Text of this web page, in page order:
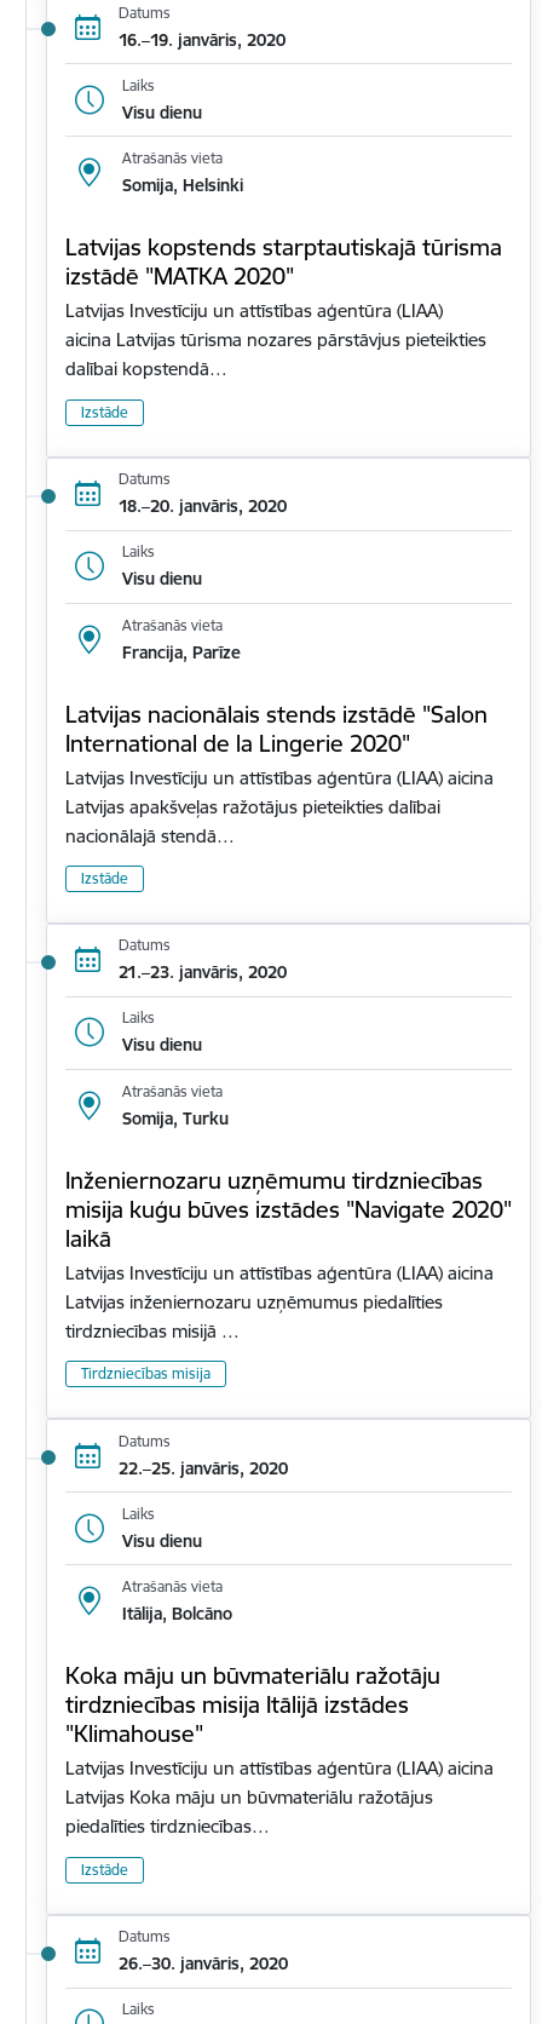
Datums
16.–19. janvāris, 2020
Laiks
Visu dienu
Atrašanās vieta
Somija, Helsinki
Latvijas kopstends starptautiskajā tūrisma
izstādē "MATKA 2020"
Latvijas Investīciju un attīstības aģentūra (LIAA)
aicina Latvijas tūrisma nozares pārstāvjus pieteikties
dalībai kopstendā…
Izstāde
Datums
18.–20. janvāris, 2020
Laiks
Visu dienu
Atrašanās vieta
Francija, Parīze
Latvijas nacionālais stends izstādē "Salon
International de la Lingerie 2020"
Latvijas Investīciju un attīstības aģentūra (LIAA) aicina
Latvijas apakšveļas ražotājus pieteikties dalībai
nacionālajā stendā…
Izstāde
Datums
21.–23. janvāris, 2020
Laiks
Visu dienu
Atrašanās vieta
Somija, Turku
Inženiernozaru uzņēmumu tirdzniecības
misija kuģu būves izstādes "Navigate 2020"
laikā
Latvijas Investīciju un attīstības aģentūra (LIAA) aicina
Latvijas inženiernozaru uzņēmumus piedalīties
tirdzniecības misijā …
Tirdzniecības misija
Datums
22.–25. janvāris, 2020
Laiks
Visu dienu
Atrašanās vieta
Itālija, Bolcāno
Koka māju un būvmateriālu ražotāju
tirdzniecības misija Itālijā izstādes
"Klimahouse"
Latvijas Investīciju un attīstības aģentūra (LIAA) aicina
Latvijas Koka māju un būvmateriālu ražotājus
piedalīties tirdzniecības…
Izstāde
Datums
26.–30. janvāris, 2020
Laiks